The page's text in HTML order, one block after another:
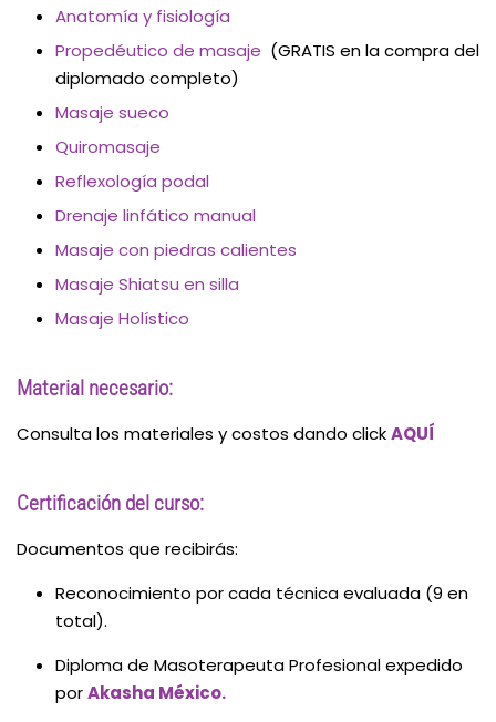
Anatomía y fisiología
Propedéutico de masaje (GRATIS en la compra del
diplomado completo)
Masaje sueco
Quiromasaje
Reflexología podal
Drenaje linfático manual
Masaje con piedras calientes
Masaje Shiatsu en silla
Masaje Holístico
Material necesario:
Consulta los materiales y costos dando clickAQUÍ
Certificación del curso:
Documentos que recibirás:
Reconocimiento por cada técnica evaluada (9 en
total).
Diploma de Masoterapeuta Profesional expedido
porAkasha México.